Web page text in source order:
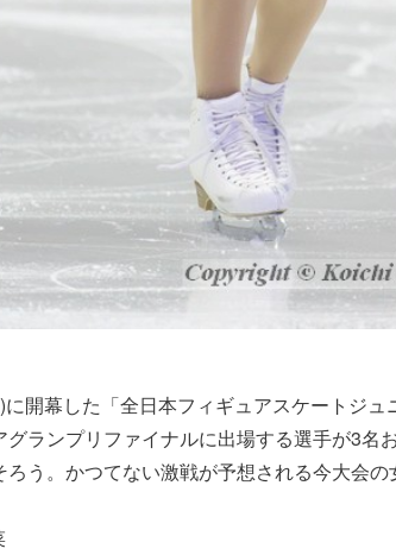
開幕した「全日本フィギュアスケートジ
グランプリファイナルに出場する選手が3名
う。かつてない激戦が予想される今大会の